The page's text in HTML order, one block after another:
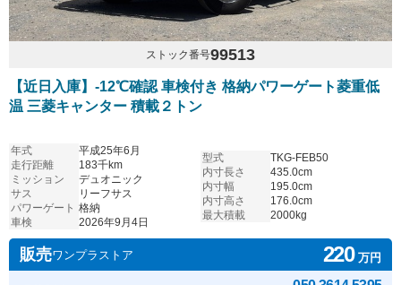
ストック番号99513
【近日入庫】-12℃確認 車検付き 格納パワーゲート菱重低
温 三菱キャンター 積載２トン
年式
平成25年6月
走行距離
183千km
ミッション
デュオニック
サス
リーフサス
パワーゲート 格納
車検
2026年9月4日
型式
TKG-FEB50
内寸長さ
435.0cm
内寸幅
195.0cm
内寸高さ
176.0cm
最大積載
2000kg
販売ワンプラストア 220万円